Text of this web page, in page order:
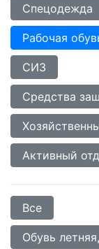
Спецодежда
Рабочая
СИЗ
Средства
Активный
Все
Обувь